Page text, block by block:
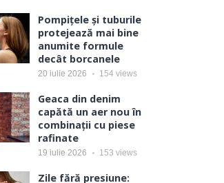
Pompițele și tuburile
protejează mai bine
anumite formule
decât borcanele
20 iulie 2026 154 views
Geaca din denim
capătă un aer nou în
combinații cu piese
rafinate
19 iulie 2026 153 views
Zile fără presiune: